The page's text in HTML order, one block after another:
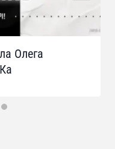
Олега